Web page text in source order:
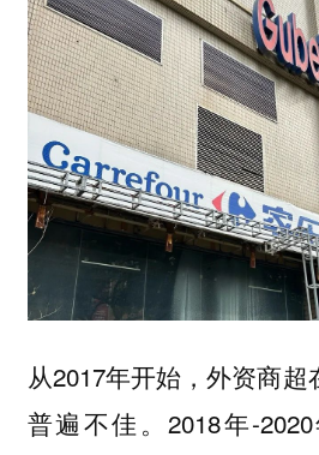
从2017年开始，外资商
普遍不佳。2018年-